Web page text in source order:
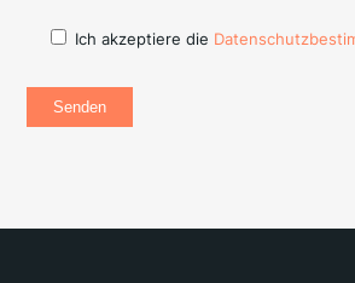
Ich akzeptiere die